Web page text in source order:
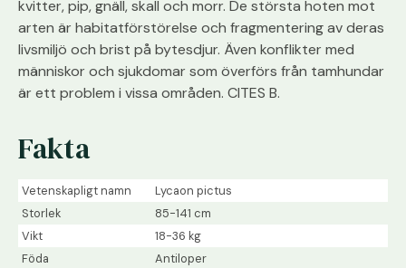
kvitter, pip, gnäll, skall och morr. De största hoten mot
arten är habitatförstörelse och fragmentering av deras
livsmiljö och brist på bytesdjur. Även konflikter med
människor och sjukdomar som överförs från tamhundar
är ett problem i vissa områden. CITES B.
Fakta
Vetenskapligt namn
Lycaon pictus
Storlek
85-141 cm
Vikt
18-36 kg
Föda
Antiloper